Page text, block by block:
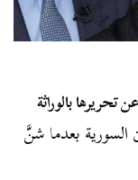
بالوراثة
السورية بعدما شنَّ